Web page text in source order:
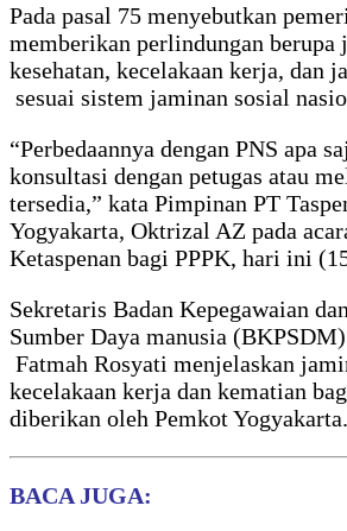
Pada pasal 75 menyebutkan
memberikan perlindungan berupa
kesehatan, kecelakaan kerja, dan
sesuai sistem jaminan sosial
“Perbedaannya dengan PNS apa
konsultasi dengan petugas atau
tersedia,” kata Pimpinan PT
Yogyakarta, Oktrizal AZ pada
Ketaspenan bagi PPPK, hari ini
Sekretaris Badan Kepegawaian
Sumber Daya manusia
Fatmah Rosyati menjelaskan
kecelakaan kerja dan kematian
diberikan oleh Pemkot Yogyakarta.
BACA JUGA: